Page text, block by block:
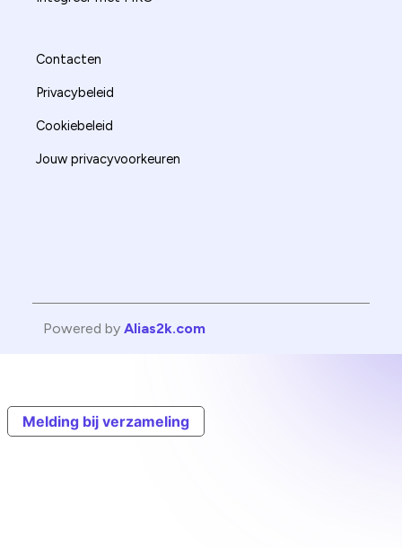
Contacten
Privacybeleid
Cookiebeleid
Jouw privacyvoorkeuren
Powered by Alias2k.com
Melding bij verzameling